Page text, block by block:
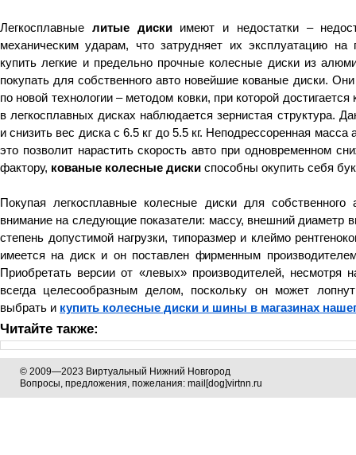
Легкосплавные литые дискиимеют и недостатки –
механическим ударам, что затрудняет их эксплуатацию
купить легкие и предельно прочные колесные диски из
покупать для собственного авто новейшие кованые диски.
по новой технологии – методом ковки, при которой достигается
в легкосплавных дисках наблюдается зернистая структура.
и снизить вес диска с 6.5 кг до 5.5 кг. Неподрессоренная
это позволит нарастить скорость авто при одновременном
фактору, кованые колесные диски способны окупить себя
Покупая легкосплавные колесные диски для
внимание на следующие показатели: массу, внешний диаметр
степень допустимой нагрузки, типоразмер и клеймо
имеется на диск и он поставлен фирменным
Приобретать версии от «левых» производителей, несмотря
всегда целесообразным делом, поскольку он может
выбрать и купить колесные диски и шины в магазинах
Читайте также:
© 2009—2023 Виртуальный Нижний Новгород
Вопросы, предложения, пожелания: mail[dog]virtnn.ru